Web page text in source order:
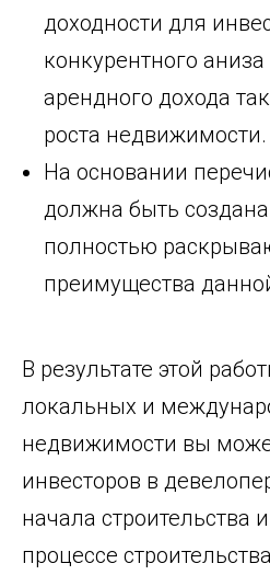
доходности для
конкурентного
арендного дохода
роста недвижимости.
На основании
должна быть
полностью
преимущества
В результате этой
локальных и
недвижимости вы
инвесторов в
начала строительства
процессе